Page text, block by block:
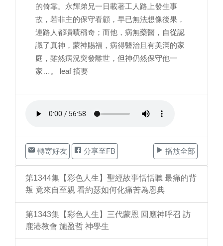
的倚靠。永輝弟兄一日載著工人路上發生事
故，若非主的保守看顧，早已無法想像後果，
連路人都嘖嘖稱奇；而他，病無藥醫，自從認
識了真神，蒙神賜福，病得醫治且有美滿的家
庭，雖然病況突發離世，但神仍然保守他一
家…。 leaf 摘要
轉寄好友 分享至FB 播放全部
第1344集【彩色人生】聖經故事恬恬聽 最痛的背
叛 竟來自至親 看約瑟如何化痛苦為恩典
第1343集【彩色人生】三代蒙恩 回應神呼召 訪
鹿港教會 施盈哲 神學生